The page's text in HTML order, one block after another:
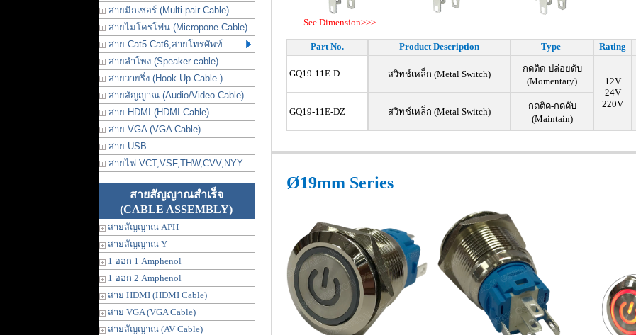
สายมิกเซอร์ (Multi-pair Cable)
สายไมโครโฟน (Micropone Cable)
สาย Cat5 Cat6,สายโทรศัพท์
สายลำโพง (Speaker cable)
สายวายริ่ง (Hook-Up Cable )
สายสัญญาณ (Audio/Video Cable)
สาย HDMI (HDMI Cable)
สาย VGA (VGA Cable)
สาย USB
สายไฟ VCT,VSF,THW,CVV,NYY
สายสัญญาณสำเร็จ
(CABLE ASSEMBLY)
สายสัญญาณ APH
สายสัญญาณ Y
1 ออก 1 Amphenol
1 ออก 2 Amphenol
สาย HDMI (HDMI Cable)
สาย VGA (VGA Cable)
สายสัญญาณ (AV Cable)
See Dimension>>>
Part No. Product Description Type Rating
GQ19-11E-D สวิทช์เหล็ก (Metal Switch)
กดติด-ปล่อยดับ
(Momentary)
12V
24V
220V
GQ19-11E-DZ สวิทช์เหล็ก (Metal Switch)
กดติด-กดดับ
(Maintain)
Ø19mm Series